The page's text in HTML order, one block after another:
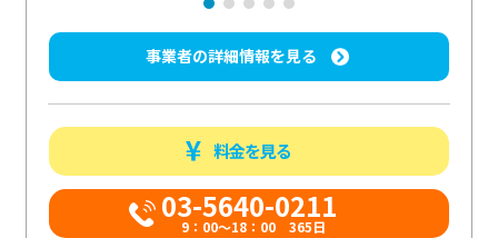
事業者の詳細情報を見る
料金を見る
03-5640-0211
9：00～18：00 365日